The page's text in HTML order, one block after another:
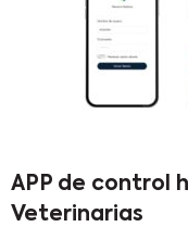
APP de control
Veterinarias